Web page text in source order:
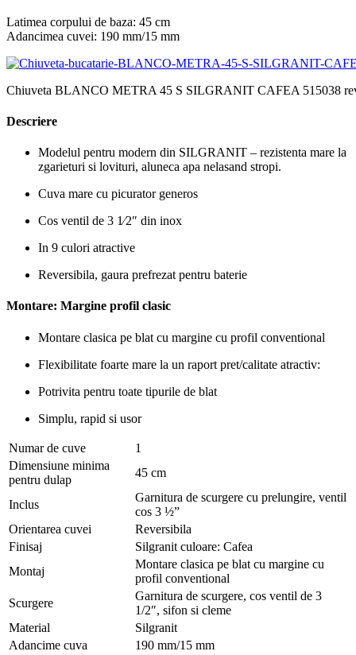
Latimea corpului de baza: 45 cm
Adancimea cuvei: 190 mm/15 mm
Chiuveta BLANCO METRA 45 S SILGRANIT CAFEA 515038
Descriere
Modelul pentru modern din SILGRANIT – rezistenta mare la
zgarieturi si lovituri, aluneca apa nelasand stropi.
Cuva mare cu picurator generos
Cos ventil de 3 1⁄2″ din inox
In 9 culori atractive
Reversibila, gaura prefrezat pentru baterie
Montare: Margine profil clasic
Montare clasica pe blat cu margine cu profil conventional
Flexibilitate foarte mare la un raport pret/calitate atractiv:
Potrivita pentru toate tipurile de blat
Simplu, rapid si usor
Numar de cuve
1
Dimensiune minima
pentru dulap
45 cm
Inclus
Garnitura de scurgere cu prelungire, ventil
cos 3 ½”
Orientarea cuvei
Reversibila
Finisaj
Silgranit culoare: Cafea
Montaj
Montare clasica pe blat cu margine cu
profil conventional
Scurgere
Garnitura de scurgere, cos ventil de 3
1/2″, sifon si cleme
Material
Silgranit
Adancime cuva
190 mm/15 mm